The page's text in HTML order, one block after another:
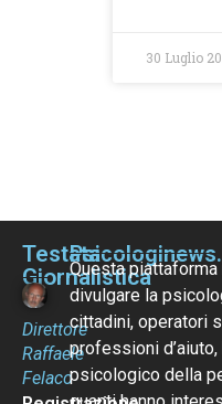
30 Luglio
Testata
Giornalistica
Direttore
Raffaele
Felaco
Questa piattaforma
divulgare la
cittadini, operatori
professioni
psicologico della